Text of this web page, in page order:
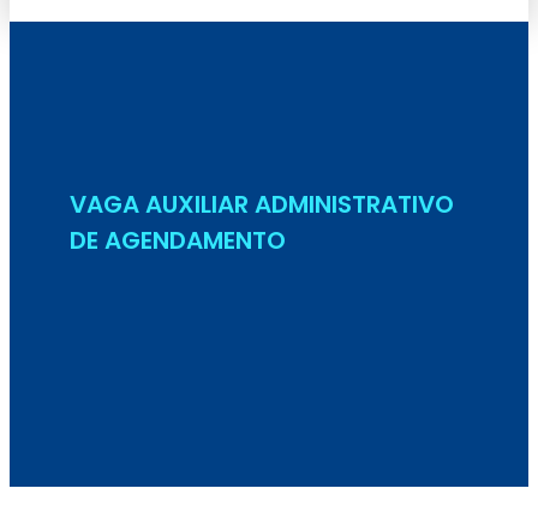
VAGA AUXILIAR ADMINISTRATIVO
DE AGENDAMENTO